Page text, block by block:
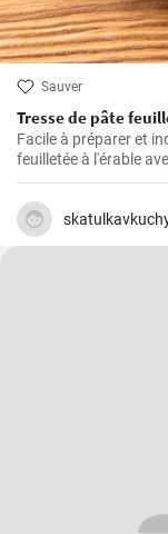
Sauver
Tresse de pâte
Facile à préparer et
feuilletée à l'érable
maintes reprises
amère des pacanes
difficile d'y résister.